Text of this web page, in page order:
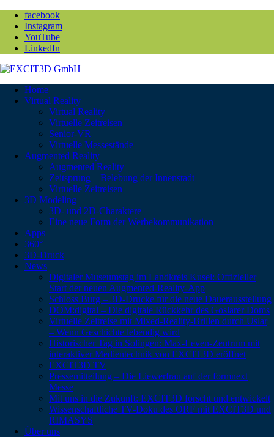
facebook
Instagram
YouTube
LinkedIn
Home
Virtual Reality
Virtual Reality
Virtuelle Zeitreisen
Senior-VR
Virtuelle Messestände
Augmented Reality
Augmented Reality
Zeitsprung – Belebung der Innenstadt
Virtuelle Zeitreisen
3D Modeling
3D- und 2D-Charaktere
Eine neue Form der Werbekommunikation
Apps
360°
3D-Druck
News
Digitaler Museumstag im Landkreis Kusel: Offizieller
Start der neuen Augmented-Reality-App
Schloss Burg – 3D-Drucke für die neue Dauerausstellung
DOM:digital – Die digitale Rückkehr des Goslarer Doms
Virtuelle Zeitreise mit Mixed-Reality-Brillen durch Uslar
– Wenn Geschichte lebendig wird
Historischer Tag in Solingen: Max-Leven-Zentrum mit
interaktiver Medientechnik von EXCIT3D eröffnet
EXCIT3D TV
Pressemitteilung – Die Liewerfrau auf der formnext
Messe
Mit uns in die Zukunft: EXCIT3D forscht und entwickelt
Wissenschaftliche TV-Doku des ORF mit EXCIT3D und
RIMASYS
Über uns